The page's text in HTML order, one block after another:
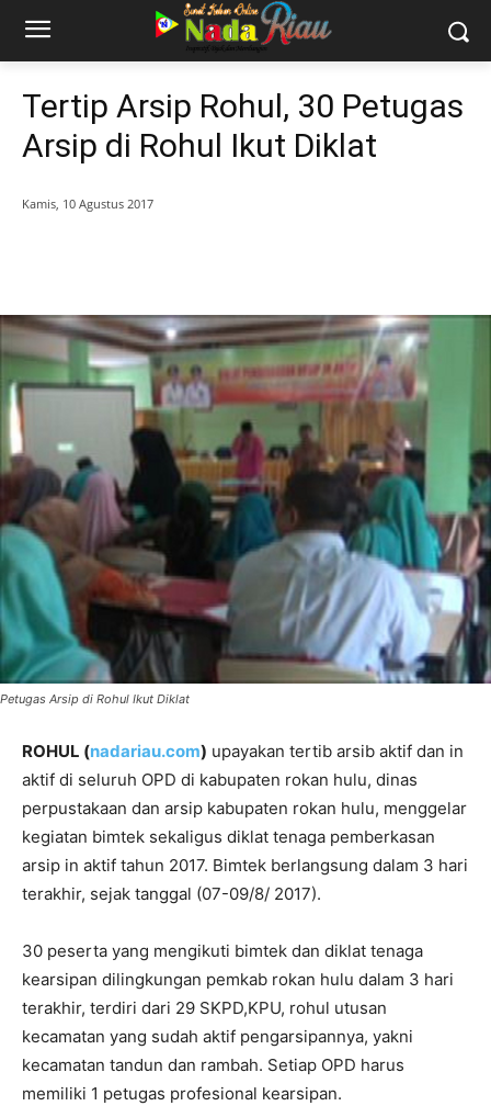
Tertip Arsip Rohul, 30 Petugas
Arsip di Rohul Ikut Diklat
Kamis, 10 Agustus 2017
Petugas Arsip di Rohul Ikut Diklat
ROHUL (nadariau.com) upayakan tertib arsib aktif dan in
aktif di seluruh OPD di kabupaten rokan hulu, dinas
perpustakaan dan arsip kabupaten rokan hulu, menggelar
kegiatan bimtek sekaligus diklat tenaga pemberkasan
arsip in aktif tahun 2017. Bimtek berlangsung dalam 3 hari
terakhir, sejak tanggal (07-09/8/ 2017).
30 peserta yang mengikuti bimtek dan diklat tenaga
kearsipan dilingkungan pemkab rokan hulu dalam 3 hari
terakhir, terdiri dari 29 SKPD,KPU, rohul utusan
kecamatan yang sudah aktif pengarsipannya, yakni
kecamatan tandun dan rambah. Setiap OPD harus
memiliki 1 petugas profesional kearsipan.